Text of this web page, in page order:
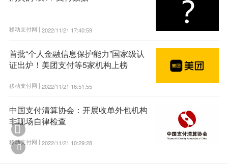
移动支付网 | 2022/11/21 17:40:59
首批“个人金融信息保护能力”国家级认
证出炉！美团支付等5家机构上榜
移动支付网 | 2022/11/21 16:51:55
中国支付清算协会：开展收单外包机构
非现场自律检查
移动支付网 | 2022/11/21 10:29:28

